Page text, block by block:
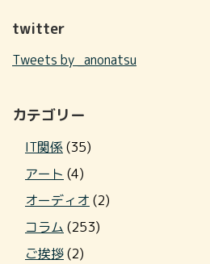
twitter
Tweets by _anonatsu
カテゴリー
IT関係(35)
アート (4)
オーディオ (2)
コラム (253)
ご挨拶(2)